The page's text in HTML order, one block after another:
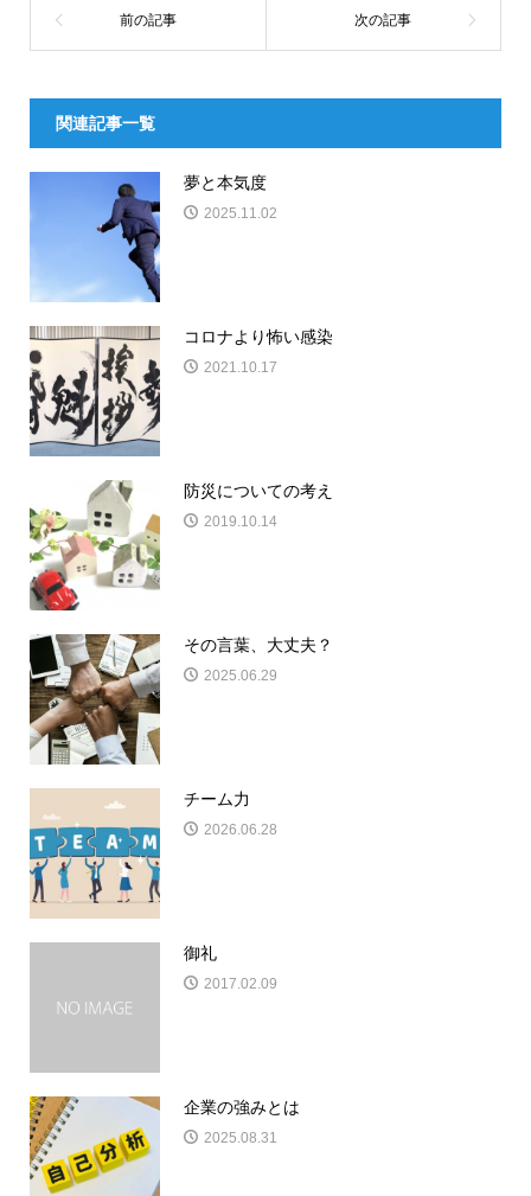
関連記事一覧
夢と本気度
2025.11.02
コロナより怖い感染
2021.10.17
防災についての考え
2019.10.14
その言葉、大丈夫？
2025.06.29
チーム力
2026.06.28
御礼
2017.02.09
企業の強みとは
2025.08.31